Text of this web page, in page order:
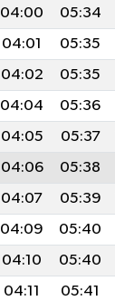
04:00 05:34
04:01 05:35
04:02 05:35
04:04 05:36
04:05 05:37
04:06 05:38
04:07 05:39
04:09 05:40
04:10 05:40
04:11 05:41